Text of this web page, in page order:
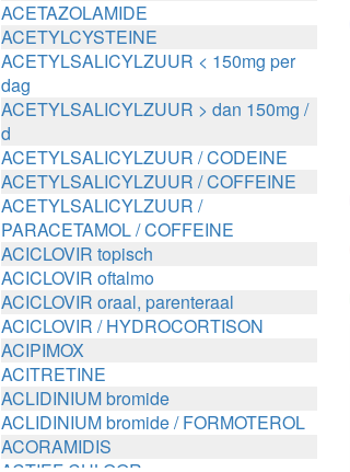
ACETAZOLAMIDE
ACETYLCYSTEINE
ACETYLSALICYLZUUR < 150mg per
dag
ACETYLSALICYLZUUR > dan 150mg /
d
ACETYLSALICYLZUUR / CODEINE
ACETYLSALICYLZUUR / COFFEINE
ACETYLSALICYLZUUR /
PARACETAMOL / COFFEINE
ACICLOVIR topisch
ACICLOVIR oftalmo
ACICLOVIR oraal, parenteraal
ACICLOVIR / HYDROCORTISON
ACIPIMOX
ACITRETINE
ACLIDINIUM bromide
ACLIDINIUM bromide / FORMOTEROL
ACORAMIDIS